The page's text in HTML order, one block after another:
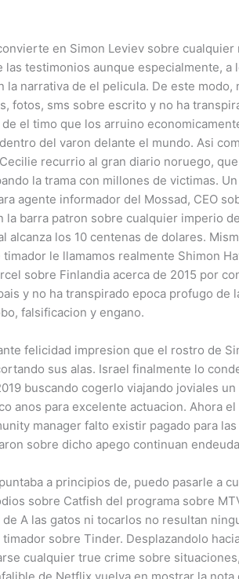
en Simon Leviev sobre cualquier
las testimonios aunque especialmente, a
la narrativa de el pelicula. De este modo,
fotos, sms sobre escrito y no ha
el timo que los arruino
del varon delante el mundo. Asi­
recurrio al gran diario noruego,
la trama con millones de victimas.
agente informador del Mossad, CEO
la barra patron sobre cualquier imperio
alcanza los 10 centenas de dolares.
le llamamos realmente Shimon
sobre Finlandia acerca de 2015 por
y no ha transpirado epoca profugo de
falsificacion y engano.
felicidad impresion que el rostro de
sus alas. Israel finalmente lo
buscando cogerlo viajando joviales un
anos para excelente actuacion. Ahora
manager falto existir pagado para las
sobre dicho apego continuan
a principios de, puedo pasarle a
sobre Catfish del programa sobre
A las gatos ni tocarlos no resultan
sobre Tinder. Desplazandolo
cualquier true crime sobre